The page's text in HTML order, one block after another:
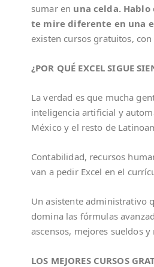
sumar en una celda.
te mire diferente en una
existen cursos gratuitos,
¿POR QUÉ EXCEL SIGUE
La verdad es que mucha
inteligencia artificial y
México y el resto de
Contabilidad, recursos
van a pedir Excel en el
Un asistente administrativo
domina las fórmulas
ascensos, mejores sueldos
LOS MEJORES CURSOS